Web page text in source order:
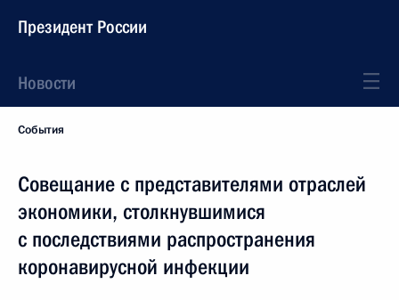
Президент России
Новости
События
Совещание с представителями отраслей
экономики, столкнувшимися
с последствиями распространения
коронавирусной инфекции